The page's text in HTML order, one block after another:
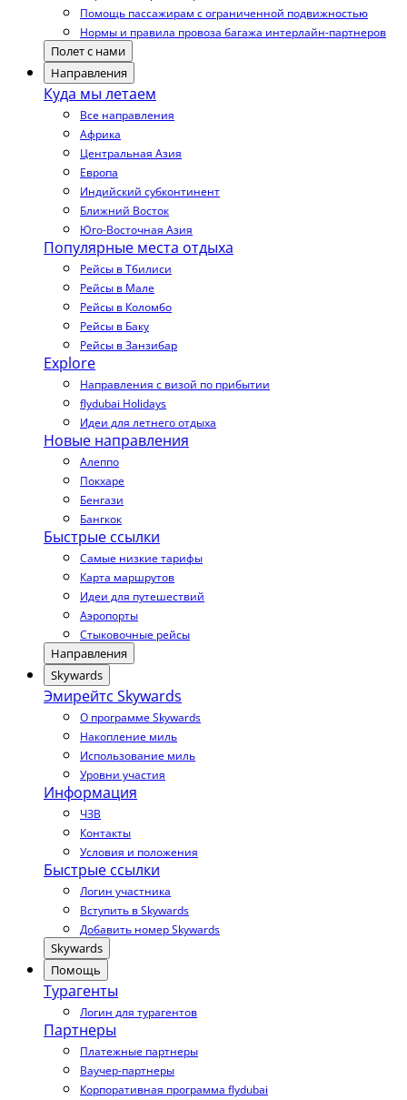
Помощь пассажирам с ограниченной подвижностью
Нормы и правила провоза багажа интерлайн-партнеров
Полет с нами
Направления
Куда мы летаем
Все направления
Африка
Центральная Азия
Европа
Индийский субконтинент
Ближний Восток
Юго-Восточная Азия
Популярные места отдыха
Рейсы в Тбилиси
Рейсы в Мале
Рейсы в Коломбо
Рейсы в Баку
Рейсы в Занзибар
Explore
Направления с визой по прибытии
flydubai Holidays
Идеи для летнего отдыха
Новые направления
Алеппо
Покхаре
Бенгази
Бангкок
Быстрые ссылки
Самые низкие тарифы
Карта маршрутов
Идеи для путешествий
Аэропорты
Стыковочные рейсы
Направления
Skywards
Эмирейтс Skywards
О программе Skywards
Накопление миль
Использование миль
Уровни участия
Информация
ЧЗВ
Контакты
Условия и положения
Быстрые ссылки
Логин участника
Вступить в Skywards
Добавить номер Skywards
Skywards
Помощь
Турагенты
Логин для турагентов
Партнеры
Платежные партнеры
Ваучер-партнеры
Корпоративная программа flydubai